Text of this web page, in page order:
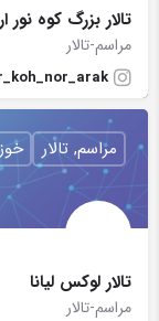
تالار بزرگ کوه نور
مراسم-تالار
تالار لوکس لیانا
مراسم-تالار
مراسم, تالار